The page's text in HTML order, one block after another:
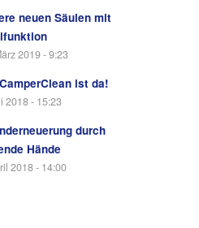
neuen Säulen mit
2019 - 9:23
ist da!
2018 - 15:23
durch
Hände
2018 - 14:00